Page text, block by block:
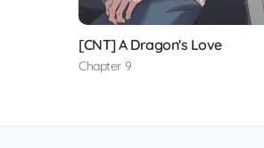
[CNT] A Dragon's Love
Chapter 9